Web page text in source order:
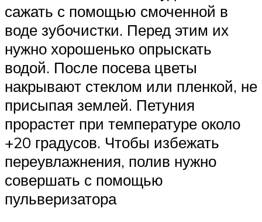
сажать с помощью смоченной в
воде зубочистки. Перед этим их
нужно хорошенько опрыскать
водой. После посева цветы
накрывают стеклом или пленкой, не
присыпая землей. Петуния
прорастет при температуре около
+20 градусов. Чтобы избежать
переувлажнения, полив нужно
совершать с помощью
пульверизатора